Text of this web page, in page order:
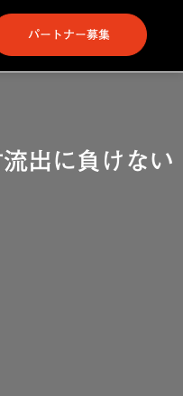
パートナー募集
出に負けない